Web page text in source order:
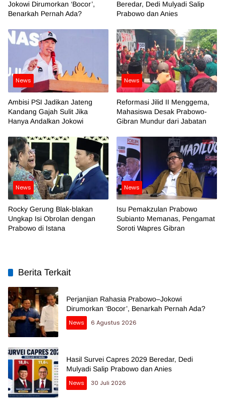
Jokowi Dirumorkan ‘Bocor’,
Benarkah Pernah Ada?
Beredar, Dedi Mulyadi Salip
Prabowo dan Anies
News
Ambisi PSI Jadikan Jateng
Kandang Gajah Sulit Jika
Hanya Andalkan Jokowi
News
Reformasi Jilid II Menggema,
Mahasiswa Desak Prabowo-
Gibran Mundur dari Jabatan
News
Rocky Gerung Blak-blakan
Ungkap Isi Obrolan dengan
Prabowo di Istana
News
Isu Pemakzulan Prabowo
Subianto Memanas, Pengamat
Soroti Wapres Gibran
Berita Terkait
Perjanjian Rahasia Prabowo–Jokowi
Dirumorkan ‘Bocor’, Benarkah Pernah Ada?
News
6 Agustus 2026
Hasil Survei Capres 2029 Beredar, Dedi
Mulyadi Salip Prabowo dan Anies
News
30 Juli 2026